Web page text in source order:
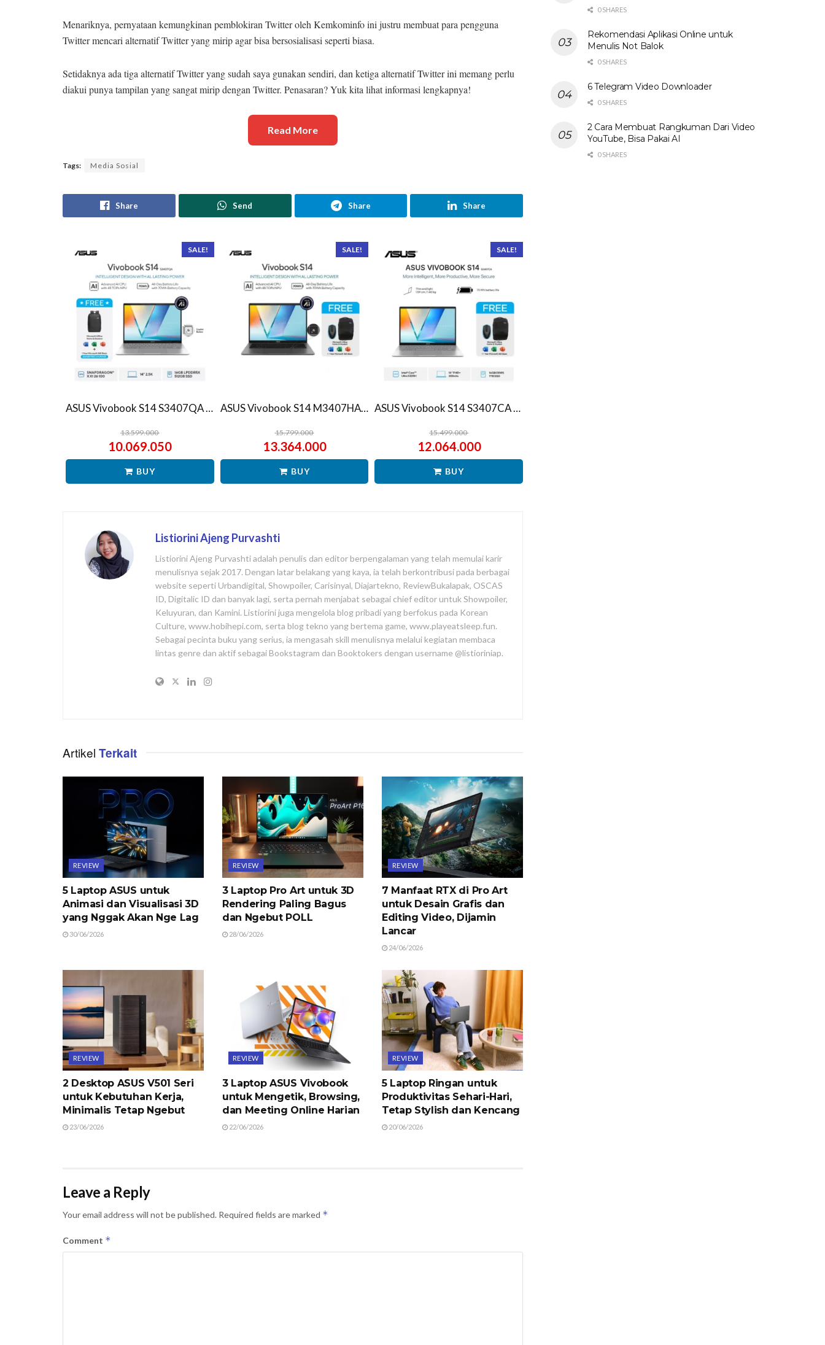
Menariknya, pernyataan kemungkinan pemblokiran Twitter oleh Kemkominfo ini justru membuat para pengguna
Twitter mencari alternatif Twitter yang mirip agar bisa bersosialisasi seperti biasa.
Setidaknya ada tiga alternatif Twitter yang sudah saya gunakan sendiri, dan ketiga alternatif Twitter ini memang perlu
diakui punya tampilan yang sangat mirip dengan Twitter. Penasaran? Yuk kita lihat informasi lengkapnya!
Read More
Tags: Media Sosial
Share Send Share Share
SALE!
ASUS Vivobook S14 S3407QA – IPSP151M – Matte Gray
13.599.000
10.069.050
BUY
SALE!
ASUS Vivobook S14 M3407HA Ryzen 7 260 1TB SSD 16GB WUXGA IPS Win11+OHS
15.799.000
13.364.000
BUY
SALE!
ASUS Vivobook S14 S3407CA Ultra 5 225H 1TB SSD 16GB WUXGA IPS Win11+OHS
15.499.000
12.064.000
BUY
Listiorini Ajeng Purvashti
Listiorini Ajeng Purvashti adalah penulis dan editor berpengalaman yang telah memulai karir
menulisnya sejak 2017. Dengan latar belakang yang kaya, ia telah berkontribusi pada berbagai
website seperti Urbandigital, Showpoiler, Carisinyal, Diajartekno, ReviewBukalapak, OSCAS
ID, Digitalic ID dan banyak lagi, serta pernah menjabat sebagai chief editor untuk Showpoiler,
Keluyuran, dan Kamini. Listiorini juga mengelola blog pribadi yang berfokus pada Korean
Culture, www.hobihepi.com, serta blog tekno yang bertema game, www.playeatsleep.fun.
Sebagai pecinta buku yang serius, ia mengasah skill menulisnya melalui kegiatan membaca
lintas genre dan aktif sebagai Bookstagram dan Booktokers dengan username @listioriniap.
Artikel Terkait
REVIEW
5 Laptop ASUS untuk
Animasi dan Visualisasi 3D
yang Nggak Akan Nge Lag
30/06/2026
REVIEW
3 Laptop Pro Art untuk 3D
Rendering Paling Bagus
dan Ngebut POLL
28/06/2026
REVIEW
7 Manfaat RTX di Pro Art
untuk Desain Grafis dan
Editing Video, Dijamin
Lancar
24/06/2026
REVIEW
2 Desktop ASUS V501 Seri
untuk Kebutuhan Kerja,
Minimalis Tetap Ngebut
23/06/2026
REVIEW
3 Laptop ASUS Vivobook
untuk Mengetik, Browsing,
dan Meeting Online Harian
22/06/2026
REVIEW
5 Laptop Ringan untuk
Produktivitas Sehari-Hari,
Tetap Stylish dan Kencang
20/06/2026
Leave a Reply
Your email address will not be published. Required fields are marked *
Comment *
0 SHARES
Rekomendasi Aplikasi Online untuk
Menulis Not Balok
0 SHARES
6 Telegram Video Downloader
0 SHARES
2 Cara Membuat Rangkuman Dari Video
YouTube, Bisa Pakai AI
0 SHARES